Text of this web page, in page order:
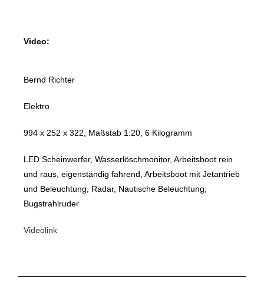
Video:
Bernd Richter
Elektro
994 x 252 x 322, Maßstab 1:20, 6 Kilogramm
LED Scheinwerfer, Wasserlöschmonitor, Arbeitsboot rein
und raus, eigenständig fahrend, Arbeitsboot mit Jetantrieb
und Beleuchtung, Radar, Nautische Beleuchtung,
Bugstrahlruder
Videolink